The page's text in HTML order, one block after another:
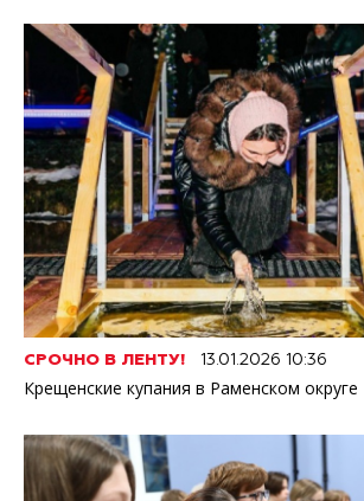
СРОЧНО В ЛЕНТУ! 13.01.2026 10:36
Крещенские купания в Раменском округе